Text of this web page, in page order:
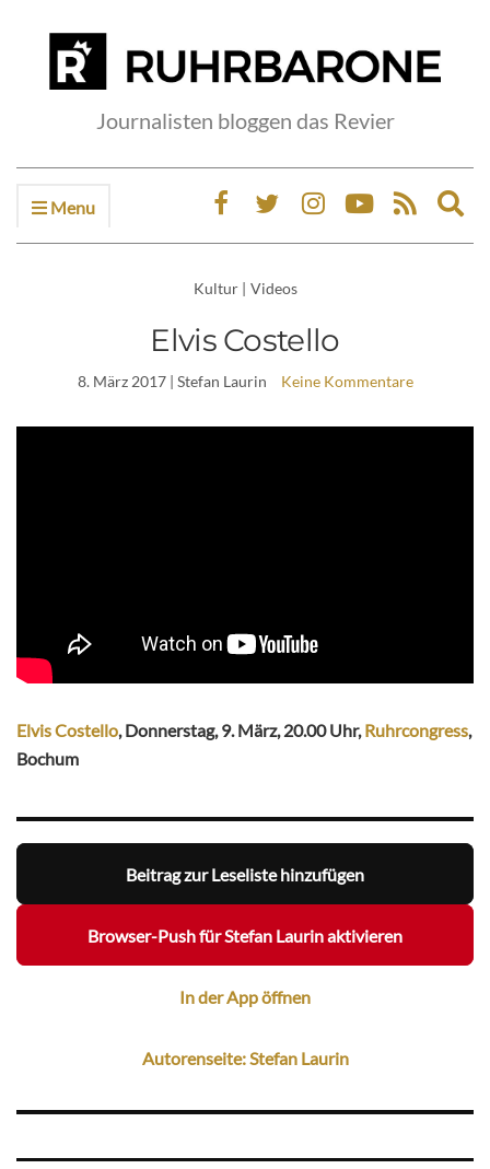
Journalisten bloggen das Revier
Menu
Kultur | Videos
Elvis Costello
8. März 2017| Stefan Laurin Keine Kommentare
Elvis Costello, Donnerstag, 9. März, 20.00 Uhr,Ruhrcongress,
Bochum
Beitrag zur Leseliste hinzufügen
Browser-Push für Stefan Laurin aktivieren
In der App öffnen
Autorenseite: Stefan Laurin